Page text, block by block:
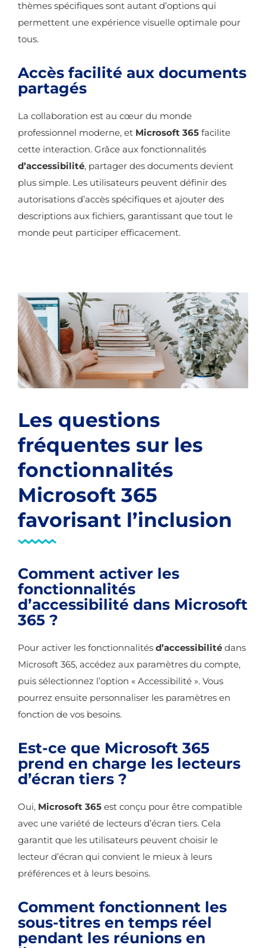
thèmes spécifiques sont autant d’options qui
permettent une expérience visuelle optimale pour
tous.
Accès facilité aux documents
partagés
La collaboration est au cœur du monde
professionnel moderne, et Microsoft 365 facilite
cette interaction. Grâce aux fonctionnalités
d’accessibilité, partager des documents devient
plus simple. Les utilisateurs peuvent définir des
autorisations d’accès spécifiques et ajouter des
descriptions aux fichiers, garantissant que tout le
monde peut participer efficacement.
Les questions
fréquentes sur les
fonctionnalités
Microsoft 365
favorisant l’inclusion
Comment activer les
fonctionnalités
d’accessibilité dans Microsoft
365 ?
Pour activer les fonctionnalités d’accessibilité dans
Microsoft 365, accédez aux paramètres du compte,
puis sélectionnez l’option « Accessibilité ». Vous
pourrez ensuite personnaliser les paramètres en
fonction de vos besoins.
Est-ce que Microsoft 365
prend en charge les lecteurs
d’écran tiers ?
Oui, Microsoft 365 est conçu pour être compatible
avec une variété de lecteurs d’écran tiers. Cela
garantit que les utilisateurs peuvent choisir le
lecteur d’écran qui convient le mieux à leurs
préférences et à leurs besoins.
Comment fonctionnent les
sous-titres en temps réel
pendant les réunions en